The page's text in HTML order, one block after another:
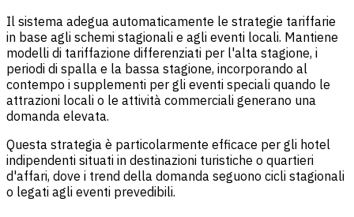
Il sistema adegua automaticamente le strategie tariffarie
in base agli schemi stagionali e agli eventi locali. Mantiene
modelli di tariffazione differenziati per l'alta stagione, i
periodi di spalla e la bassa stagione, incorporando al
contempo i supplementi per gli eventi speciali quando le
attrazioni locali o le attività commerciali generano una
domanda elevata.
Questa strategia è particolarmente efficace per gli hotel
indipendenti situati in destinazioni turistiche o quartieri
d'affari, dove i trend della domanda seguono cicli stagionali
o legati agli eventi prevedibili.